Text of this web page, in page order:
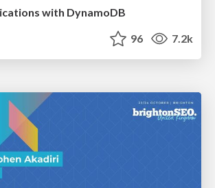
with DynamoDB
96 7.2k